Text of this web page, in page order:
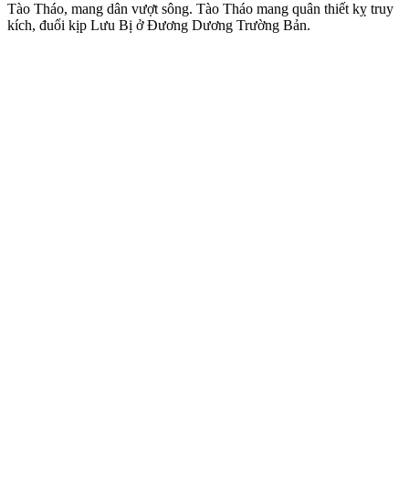
Tào Tháo, mang dân vượt sông. Tào Tháo mang quân thiết kỵ truy
kích, đuổi kịp Lưu Bị ở Đương Dương Trường Bản.